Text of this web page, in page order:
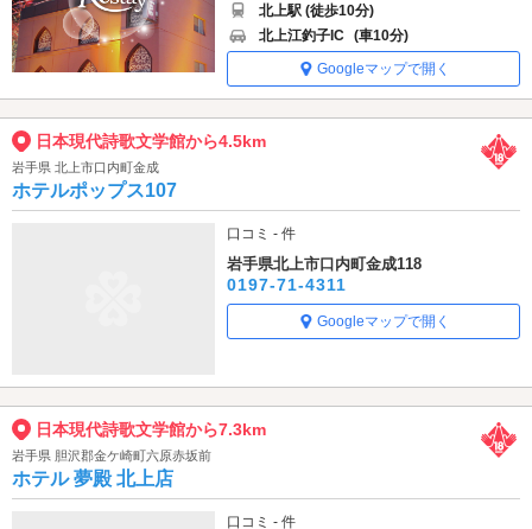
北上駅 (徒歩10分)
北上江釣子IC (車10分)
Googleマップで開く
日本現代詩歌文学館から4.5km
岩手県 北上市口内町金成
ホテルポップス107
口コミ - 件
岩手県北上市口内町金成118
0197-71-4311
Googleマップで開く
日本現代詩歌文学館から7.3km
岩手県 胆沢郡金ケ崎町六原赤坂前
ホテル 夢殿 北上店
口コミ - 件